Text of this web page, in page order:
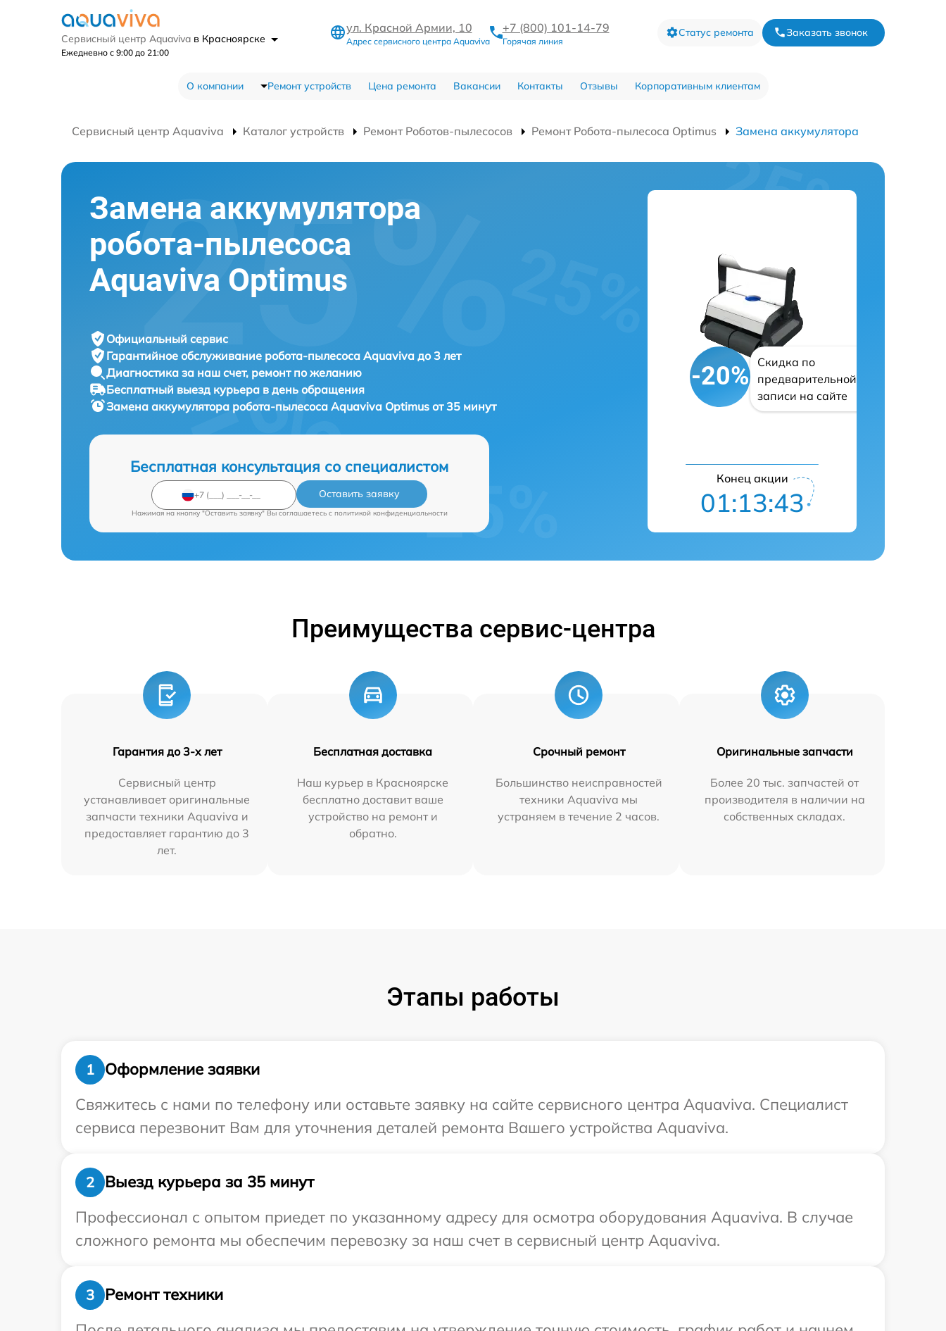
Сервисный центр Aquaviva в Красноярске
Ежедневно с 9:00 до 21:00
ул. Красной Армии, 10
Адрес сервисного центра Aquaviva
+7 (800) 101-14-79
Горячая линия
Статус ремонта Заказать звонок
О компании Ремонт устройств Цена ремонта Вакансии Контакты Отзывы Корпоративным клиентам
Сервисный центр Aquaviva Каталог устройств Ремонт Роботов-пылесосов Ремонт Робота-пылесоса Optimus Замена аккумулятора
Замена аккумулятора
робота-пылесоса
Aquaviva Optimus
Официальный сервис
Гарантийное обслуживание робота-пылесоса Aquaviva до 3 лет
Диагностика за наш счет, ремонт по желанию
Бесплатный выезд курьера в день обращения
Замена аккумулятора робота-пылесоса Aquaviva Optimus от 35 минут
Бесплатная консультация со специалистом
Оставить заявку
Нажимая на кнопку "Оставить заявку" Вы соглашаетесь c политикой конфиденциальности
-20%
Скидка по
предварительной
записи на сайте
Конец акции
01:13:42
Преимущества сервис-центра
Гарантия до 3-х лет
Сервисный центр
устанавливает оригинальные
запчасти техники Aquaviva и
предоставляет гарантию до 3
лет.
Бесплатная доставка
Наш курьер в Красноярске
бесплатно доставит ваше
устройство на ремонт и
обратно.
Срочный ремонт
Большинство неисправностей
техники Aquaviva мы
устраняем в течение 2 часов.
Оригинальные запчасти
Более 20 тыс. запчастей от
производителя в наличии на
собственных складах.
Этапы работы
1
Оформление заявки
Свяжитесь с нами по телефону или оставьте заявку на сайте сервисного центра Aquaviva. Специалист
сервиса перезвонит Вам для уточнения деталей ремонта Вашего устройства Aquaviva.
2
Выезд курьера за 35 минут
Профессионал с опытом приедет по указанному адресу для осмотра оборудования Aquaviva. В случае
сложного ремонта мы обеспечим перевозку за наш счет в сервисный центр Aquaviva.
3
Ремонт техники